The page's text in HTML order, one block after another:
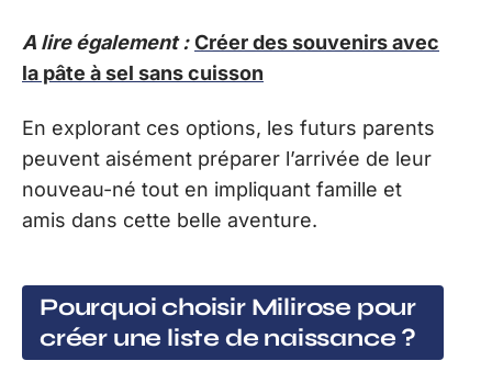
A lire également : Créer des souvenirs avec
la pâte à sel sans cuisson
En explorant ces options, les futurs parents
peuvent aisément préparer l’arrivée de leur
nouveau-né tout en impliquant famille et
amis dans cette belle aventure.
Pourquoi choisir Milirose pour
créer une liste de naissance ?